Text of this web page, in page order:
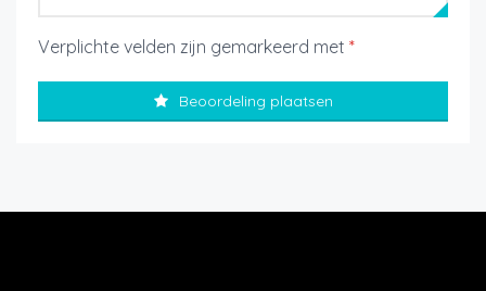
Verplichte velden zijn gemarkeerd met *
Beoordeling plaatsen